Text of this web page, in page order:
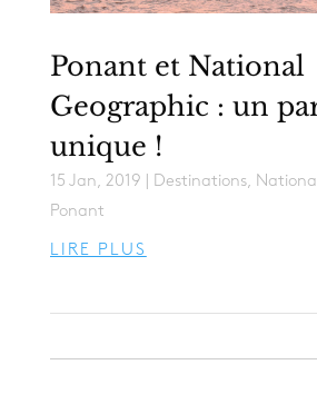
Ponant et National
Geographic : un
unique !
15 Jan, 2019 Destinations,
Ponant
LIRE PLUS